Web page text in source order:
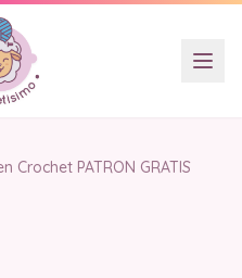
Crochet PATRON GRATIS